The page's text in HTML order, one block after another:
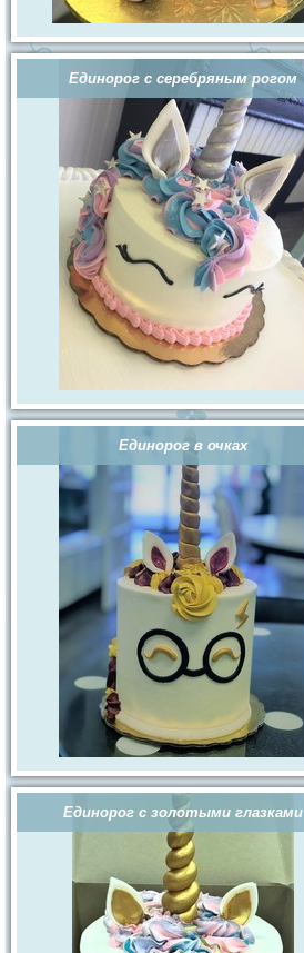
Единорог с серебряным рогом
Единорог в очках
Единорог с золотыми глазками